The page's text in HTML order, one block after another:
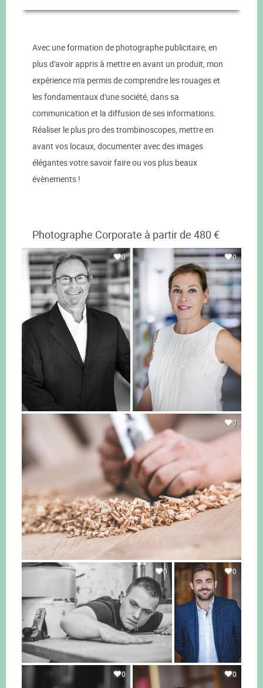
Avec une formation de photographe publicitaire, en
plus d'avoir appris à mettre en avant un produit, mon
expérience m'a permis de comprendre les rouages et
les fondamentaux d'une société, dans sa
communication et la diffusion de ses informations.
Réaliser le plus pro des trombinoscopes, mettre en
avant vos locaux, documenter avec des images
élégantes votre savoir faire ou vos plus beaux
évènements !
Photographe Corporate à partir de 480 €
0 0
0
0 0
0 0